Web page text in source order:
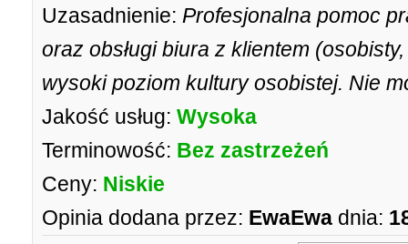
Uzasadnienie: Profesjonalna pomoc
oraz obsługi biura z klientem
wysoki poziom kultury osobistej. Nie
Jakość usług: Wysoka
Terminowość: Bez zastrzeżeń
Ceny: Niskie
Opinia dodana przez: EwaEwa dnia: